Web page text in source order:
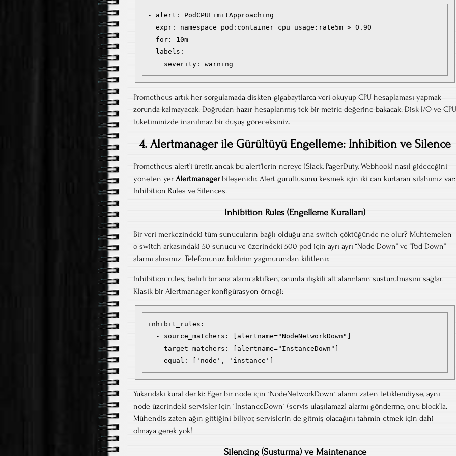
- alert: PodCPULimitApproaching
  expr: namespace_pod:container_cpu_usage:rate5m > 0.90
  for: 10m
  labels:
Prometheus artık her sorgulamada diskten gigabaytlarca veri okuyup CPU hesaplaması yapmak
zorunda kalmayacak. Doğrudan hazır hesaplanmış tek bir metric değerine bakacak. Disk I/O ve CPU
tüketiminizde inanılmaz bir düşüş göreceksiniz.
4. Alertmanager ile Gürültüyü Engelleme: Inhibition ve Silence
Prometheus alert’i üretir, ancak bu alert’lerin nereye (Slack, PagerDuty, Webhook) nasıl gideceğini
yöneten yer Alertmanagerbileşenidir. Alert gürültüsünü kesmek için iki can kurtaran silahımız var:
Inhibition Rules ve Silences.
Inhibition Rules (Engelleme Kuralları)
Bir veri merkezindeki tüm sunucuların bağlı olduğu ana switch çöktüğünde ne olur? Muhtemelen
o switch arkasındaki 50 sunucu ve üzerindeki 500 pod için ayrı ayrı “Node Down” ve “Pod Down”
alarmı alırsınız. Telefonunuz bildirim yağmurundan kilitlenir.
Inhibition rules, belirli bir ana alarm aktifken, onunla ilişkili alt alarmların susturulmasını sağlar.
Klasik bir Alertmanager konfigürasyon örneği:
inhibit_rules:
  - source_matchers: [alertname="NodeNetworkDown"]
    target_matchers: [alertname="InstanceDown"]
Yukarıdaki kural der ki: Eğer bir node için `NodeNetworkDown` alarmı zaten tetiklendiyse, aynı
node üzerindeki servisler için `InstanceDown` (servis ulaşılamaz) alarmı gönderme, onu block’la.
Mühendis zaten ağın gittiğini biliyor, servislerin de gitmiş olacağını tahmin etmek için dahi
olmaya gerek yok!
Silencing (Susturma) ve Maintenance